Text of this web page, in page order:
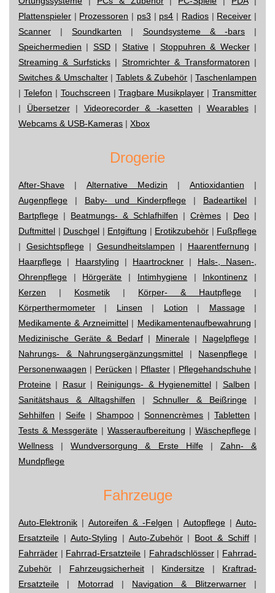
Plattenspieler | Prozessoren | ps3 | ps4 | Radios| Receiver |
Scanner |Soundkarten | Soundsysteme & -bars|
Speichermedien | SSD| Stative| Stoppuhren & Wecker|
Streaming & Surfsticks| Stromrichter & Transformatoren |
Switches & Umschalter| Tablets & Zubehör | Taschenlampen
| Telefon | Touchscreen |Tragbare Musikplayer | Transmitter
| Übersetzer| Videorecorder & -kasetten | Wearables|
Webcams & USB-Kameras | Xbox
Drogerie
After-Shave | Alternative Medizin | Antioxidantien |
Augenpflege | Baby- und Kinderpflege | Badeartikel |
Bartpflege | Beatmungs- & Schlafhilfen | Crèmes | Deo |
Duftmittel | Duschgel | Entgiftung | Erotikzubehör | Fußpflege
| Gesichtspflege| Gesundheitslampen | Haarentfernung |
Haarpflege | Haarstyling | Haartrockner | Hals-, Nasen-,
Ohrenpflege | Hörgeräte | Intimhygiene| Inkontinenz |
Kerzen | Kosmetik | Körper- & Hautpflege |
Körperthermometer | Linsen | Lotion | Massage|
Medikamente & Arzneimittel| Medikamentenaufbewahrung |
Medizinische Geräte & Bedarf| Minerale| Nagelpflege|
Nahrungs- & Nahrungsergänzungsmittel | Nasenpflege |
Personenwaagen | Perücken | Pflaster | Pflegehandschuhe |
Proteine | Rasur| Reinigungs- & Hygienemittel | Salben |
Sanitätshaus & Alltagshilfen | Schnuller & Beißringe|
Sehhilfen | Seife| Shampoo|Sonnencrèmes |Tabletten |
Tests & Messgeräte | Wasseraufbereitung | Wäschepflege |
Wellness |Wundversorgung & Erste Hilfe| Zahn- &
Mundpflege
Fahrzeuge
Auto-Elektronik | Autoreifen & -Felgen | Autopflege| Auto-
Ersatzteile | Auto-Styling | Auto-Zubehör| Boot & Schiff |
Fahrräder | Fahrrad-Ersatzteile | Fahradschlösser| Fahrrad-
Zubehör | Fahrzeugsicherheit| Kindersitze | Kraftrad-
Ersatzteile | Motorrad | Navigation & Blitzerwarner|